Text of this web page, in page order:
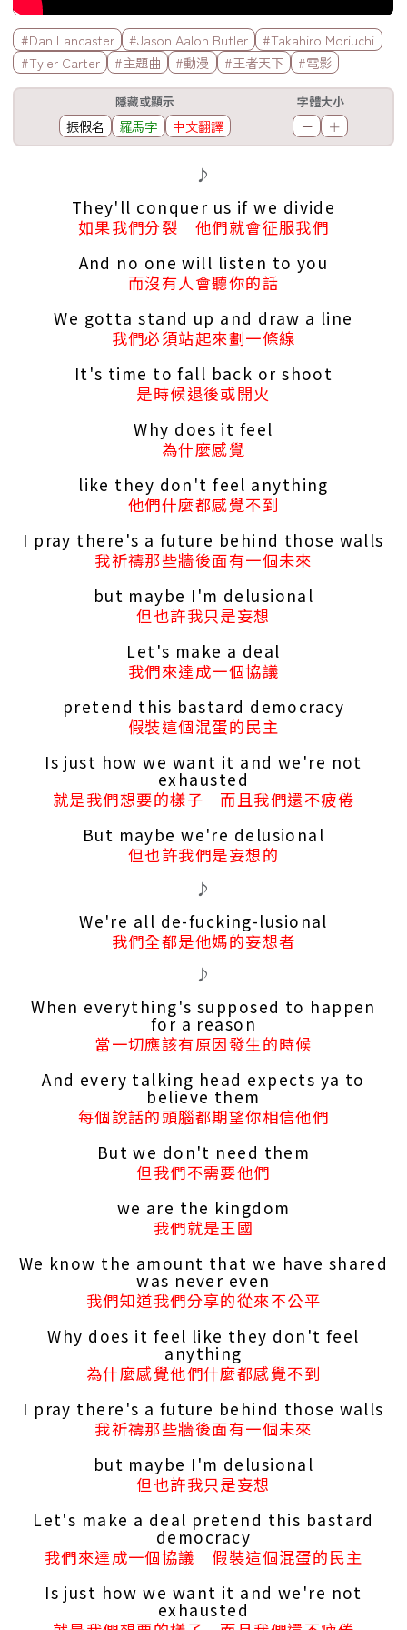
標籤欄
#Dan Lancaster #Jason Aalon Butler
#Takahiro Moriuchi
#Tyler Carter
#主題曲 #動漫 #王者天下 #電影
隱藏或顯示
振假名 羅馬字 中文翻譯
字體大小
－ ＋
♪
They'll conquer us if we divide
如果我們分裂 他們就會征服我們
And no one will listen to you
而沒有人會聽你的話
We gotta stand up and draw a line
我們必須站起來劃一條線
It's time to fall back or shoot
是時候退後或開火
Why does it feel
為什麼感覺
like they don't feel anything
他們什麼都感覺不到
I pray there's a future behind those walls
我祈禱那些牆後面有一個未來
but maybe I'm delusional
但也許我只是妄想
Let's make a deal
我們來達成一個協議
pretend this bastard democracy
假裝這個混蛋的民主
Is just how we want it and we're not
exhausted
就是我們想要的樣子 而且我們還不疲倦
But maybe we're delusional
但也許我們是妄想的
♪
We're all de-fucking-lusional
我們全都是他媽的妄想者
♪
When everything's supposed to happen
for a reason
當一切應該有原因發生的時候
And every talking head expects ya to
believe them
每個說話的頭腦都期望你相信他們
But we don't need them
但我們不需要他們
we are the kingdom
我們就是王國
We know the amount that we have shared
was never even
我們知道我們分享的從來不公平
Why does it feel like they don't feel
anything
為什麼感覺他們什麼都感覺不到
I pray there's a future behind those walls
我祈禱那些牆後面有一個未來
but maybe I'm delusional
但也許我只是妄想
Let's make a deal pretend this bastard
democracy
我們來達成一個協議 假裝這個混蛋的民主
Is just how we want it and we're not
exhausted